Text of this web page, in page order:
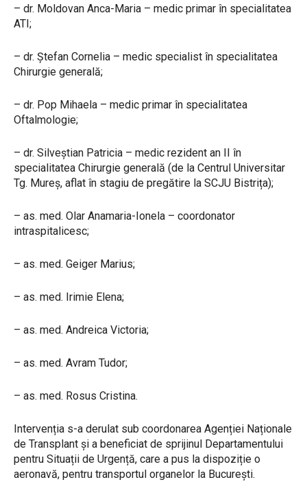
– dr. Moldovan Anca-Maria – medic primar în specialitatea
ATI;
– dr. Ștefan Cornelia – medic specialist în specialitatea
Chirurgie generală;
– dr. Pop Mihaela – medic primar în specialitatea
Oftalmologie;
– dr. Silveștian Patricia – medic rezident an II în
specialitatea Chirurgie generală (de la Centrul Universitar
Tg. Mureș, aflat în stagiu de pregătire la SCJU Bistrița);
– as. med. Olar Anamaria-Ionela – coordonator
intraspitalicesc;
– as. med. Geiger Marius;
– as. med. Irimie Elena;
– as. med. Andreica Victoria;
– as. med. Avram Tudor;
– as. med. Rosus Cristina.
Intervenția s-a derulat sub coordonarea Agenției Naționale
de Transplant și a beneficiat de sprijinul Departamentului
pentru Situații de Urgență, care a pus la dispoziție o
aeronavă, pentru transportul organelor la București.